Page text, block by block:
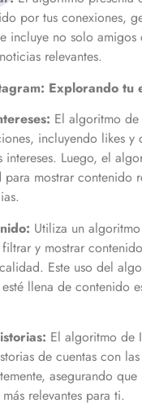
por tus conexiones,
incluye no solo amigos
relevantes.
Explorando tu
El algoritmo de
incluyendo likes y
intereses. Luego, el
para mostrar contenido
Utiliza un
y mostrar
Este uso del
llena de contenido
El algoritmo de
de cuentas con
asegurando
relevantes para ti.